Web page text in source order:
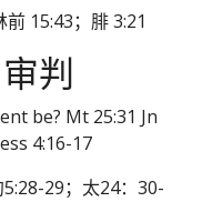
15:43；腓 3:21
判
be? Mt 25:31 Jn
4:16-17
29；太24：30-